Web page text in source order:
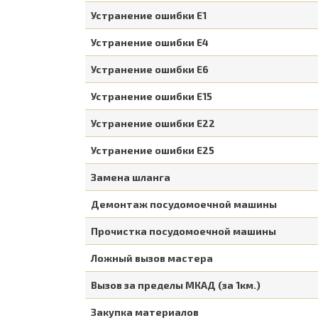
Устранение ошибки Е1
Устранение ошибки Е4
Устранение ошибки Е6
Устранение ошибки Е15
Устранение ошибки Е22
Устранение ошибки Е25
Замена шланга
Демонтаж посудомоечной машины
Прочистка посудомоечной машины
Ложный вызов мастера
Вызов за пределы МКАД (за 1км.)
Закупка материалов